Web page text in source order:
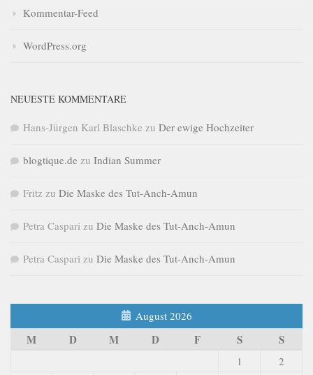
Kommentar-Feed
WordPress.org
NEUESTE KOMMENTARE
Hans-Jürgen Karl Blaschke zu Der ewige Hochzeiter
blogtique.de zu Indian Summer
Fritz zu Die Maske des Tut-Anch-Amun
Petra Caspari zu Die Maske des Tut-Anch-Amun
Petra Caspari zu Die Maske des Tut-Anch-Amun
August 2026
M D M D F S S
1
2